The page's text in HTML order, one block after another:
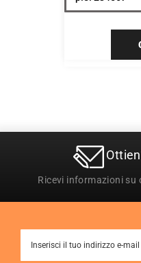
Ricevi informazioni su